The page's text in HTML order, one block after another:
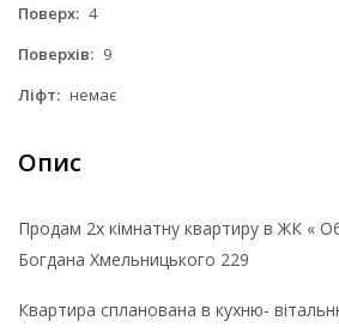
Поверх: 4
Поверхів: 9
Ліфт: немає
Опис
Продам 2х кімнатну квартиру в ЖК «
Богдана Хмельницького 229
Квартира спланована в кухню-